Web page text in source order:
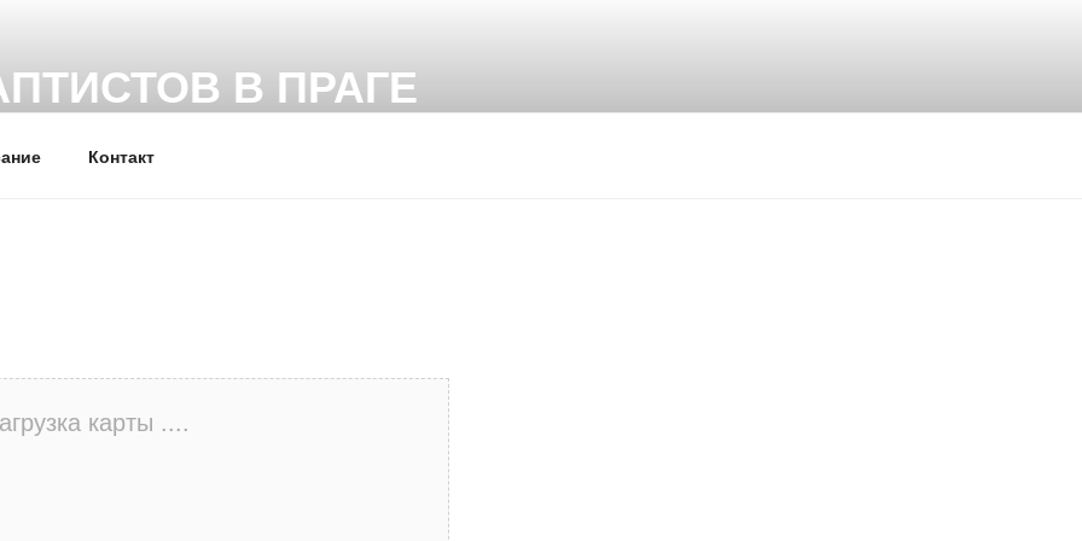
В ПРАГЕ
Контакт
карты ....